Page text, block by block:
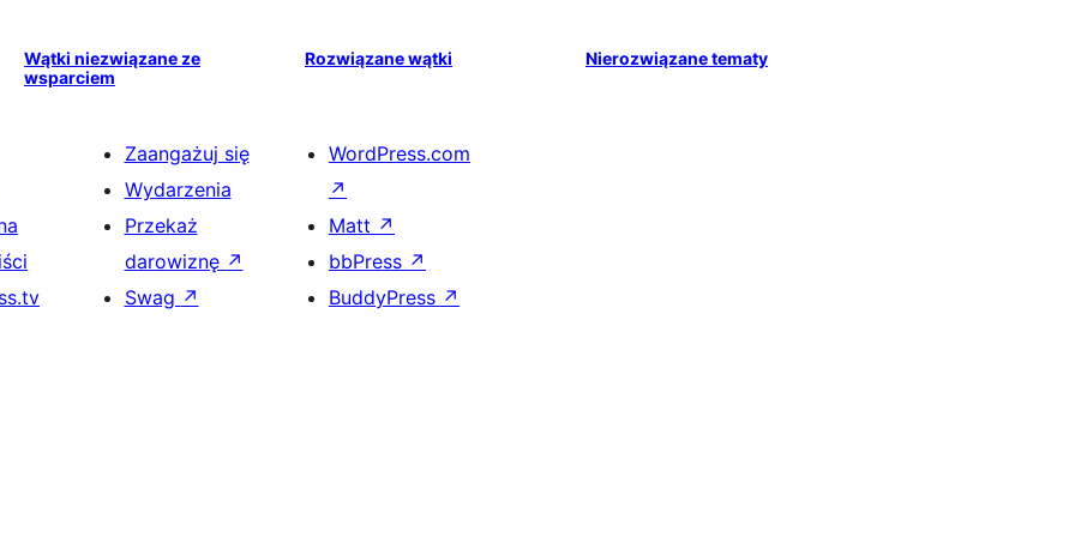
Wątki niezwiązane ze
wsparciem
Rozwiązane wątki Nierozwiązane tematy
Zaangażuj się
Wydarzenia
Przekaż
darowiznę ↗
Swag ↗
WordPress.com
↗
Matt ↗
bbPress ↗
BuddyPress ↗